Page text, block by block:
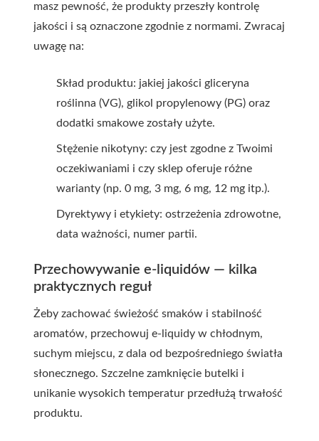
masz pewność, że produkty przeszły kontrolę
jakości i są oznaczone zgodnie z normami. Zwracaj
uwagę na:
Skład produktu: jakiej jakości gliceryna
roślinna (VG), glikol propylenowy (PG) oraz
dodatki smakowe zostały użyte.
Stężenie nikotyny: czy jest zgodne z Twoimi
oczekiwaniami i czy sklep oferuje różne
warianty (np. 0 mg, 3 mg, 6 mg, 12 mg itp.).
Dyrektywy i etykiety: ostrzeżenia zdrowotne,
data ważności, numer partii.
Przechowywanie e-liquidów — kilka
praktycznych reguł
Żeby zachować świeżość smaków i stabilność
aromatów, przechowuj e-liquidy w chłodnym,
suchym miejscu, z dala od bezpośredniego światła
słonecznego. Szczelne zamknięcie butelki i
unikanie wysokich temperatur przedłużą trwałość
produktu.